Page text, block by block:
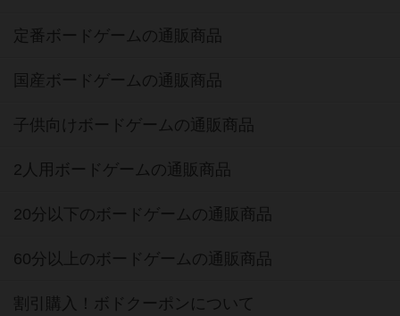
定番ボードゲームの通販商品
国産ボードゲームの通販商品
子供向けボードゲームの通販商品
2人用ボードゲームの通販商品
20分以下のボードゲームの通販商品
60分以上のボードゲームの通販商品
割引購入！ボドクーポンについて